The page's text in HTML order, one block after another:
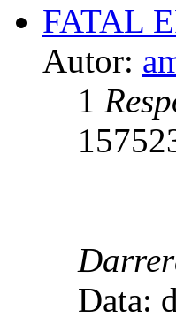
FATAL
Autor:
1
Data: